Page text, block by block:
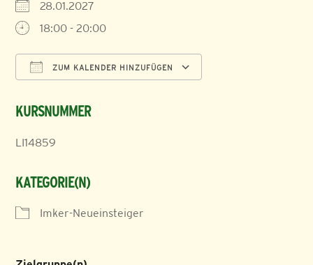
28.01.2027
18:00 - 20:00
ZUM KALENDER HINZUFÜGEN
KURSNUMMER
LI14859
KATEGORIE(N)
Imker-Neueinsteiger